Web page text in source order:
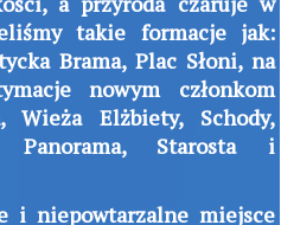
takie formacje jak:
Brama, Plac Słoni, na
nowym członkom
Wieża Elżbiety, Schody,
Panorama, Starosta i
i niepowtarzalne miejsce